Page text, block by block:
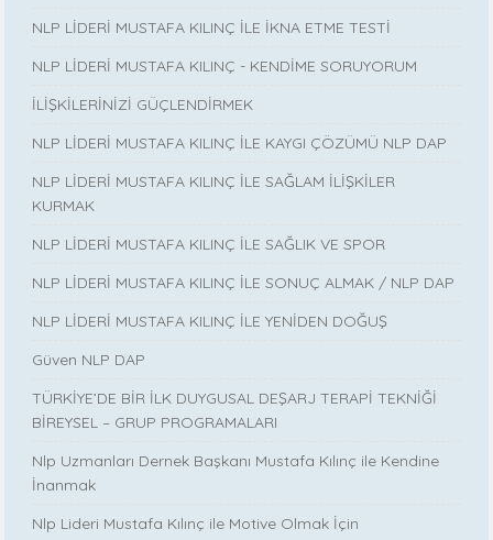
NLP LİDERİ MUSTAFA KILINÇ İLE İKNA ETME TESTİ
NLP LİDERİ MUSTAFA KILINÇ - KENDİME SORUYORUM
İLİŞKİLERİNİZİ GÜÇLENDİRMEK
NLP LİDERİ MUSTAFA KILINÇ İLE KAYGI ÇÖZÜMÜ NLP DAP
NLP LİDERİ MUSTAFA KILINÇ İLE SAĞLAM İLİŞKİLER
KURMAK
NLP LİDERİ MUSTAFA KILINÇ İLE SAĞLIK VE SPOR
NLP LİDERİ MUSTAFA KILINÇ İLE SONUÇ ALMAK / NLP DAP
NLP LİDERİ MUSTAFA KILINÇ İLE YENİDEN DOĞUŞ
Güven NLP DAP
TÜRKİYE’DE BİR İLK DUYGUSAL DEŞARJ TERAPİ TEKNİĞİ
BİREYSEL – GRUP PROGRAMALARI
Nlp Uzmanları Dernek Başkanı Mustafa Kılınç ile Kendine
İnanmak
Nlp Lideri Mustafa Kılınç ile Motive Olmak İçin